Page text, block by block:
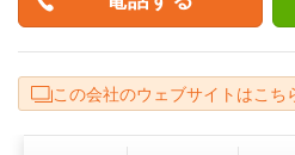
この会社のウェブサイトはこち